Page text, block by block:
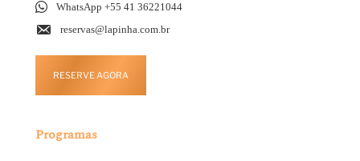
WhatsApp +55 41 36221044
reservas@lapinha.com.br
RESERVE AGORA
Programas